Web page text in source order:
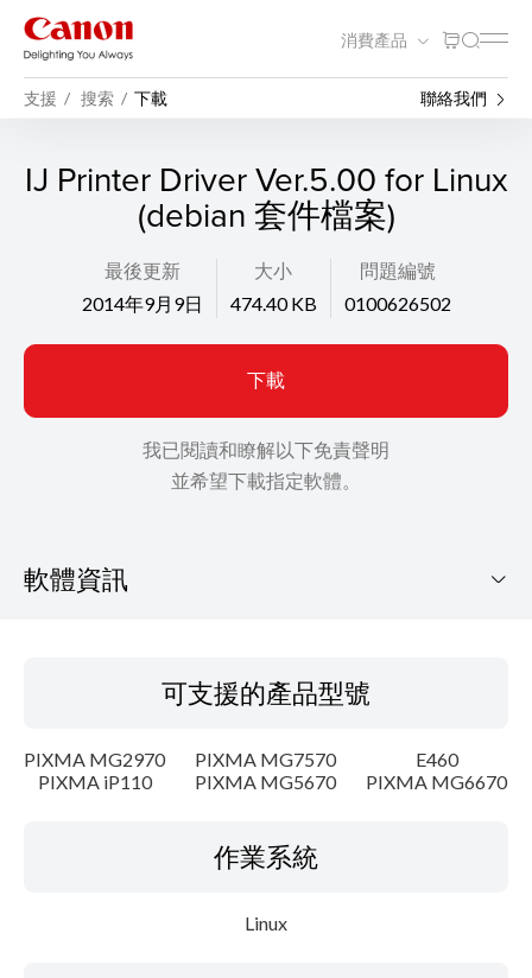
消費產品
支援 搜索 下載 聯絡我們
IJ Printer Driver Ver.5.00 for Linux
(debian 套件檔案)
最後更新
2014年9月9日
大小
474.40 KB
問題編號
0100626502
下載
我已閱讀和瞭解以下免責聲明
並希望下載指定軟體。
軟體資訊
語言
可支援的產品型號
PIXMA MG2970 PIXMA MG7570
E460
PIXMA iP110
PIXMA MG5670 PIXMA MG6670
作業系統
Linux